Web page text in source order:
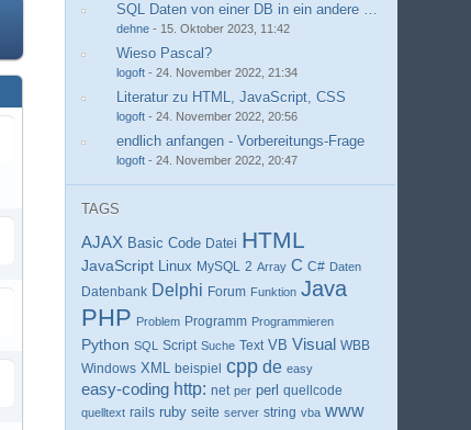
SQL Daten von einer DB in ein andere kopieren
dehne - 15. Oktober 2023, 11:42
Wieso Pascal?
logoft -24. November 2022, 21:34
Literatur zu HTML, JavaScript, CSS
logoft -24. November 2022, 20:56
endlich anfangen - Vorbereitungs-Frage
logoft -24. November 2022, 20:47
TAGS
AJAX Basic Code Datei HTML
JavaScript Linux MySQL 2 Array C C# Daten
Datenbank Delphi Forum Funktion Java
PHP Problem Programm Programmieren
Python SQL Script Suche Text VB Visual WBB
Windows XML beispiel cpp de easy
easy-coding http: net per perl
quellcode
quelltext rails ruby seite server string vba www